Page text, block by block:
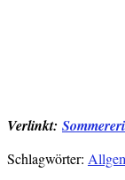
Verlinkt:
Schlagwörter: